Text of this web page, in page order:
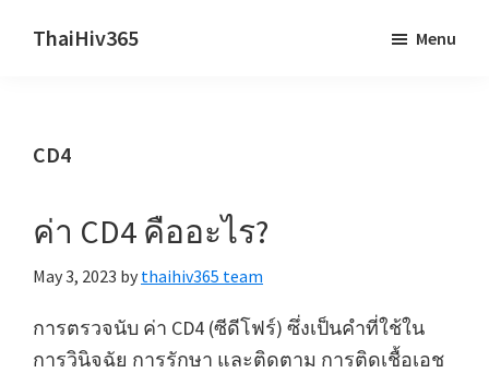
ThaiHiv365
behind.
Menu
CD4
ค่า CD4 คืออะไร?
May 3, 2023 by thaihiv365 team
การตรวจนับ ค่า CD4 (ซีดีโฟร์) ซึ่งเป็นคำที่ใช้ใน
การวินิจฉัย การรักษา และติดตาม การติดเชื้อเอช